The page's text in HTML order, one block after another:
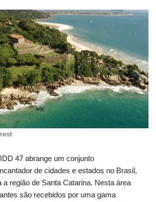
47 abrange um conjunto
de cidades e estados no Brasil,
a região de Santa Catarina. Nesta área
são recebidos por uma gama